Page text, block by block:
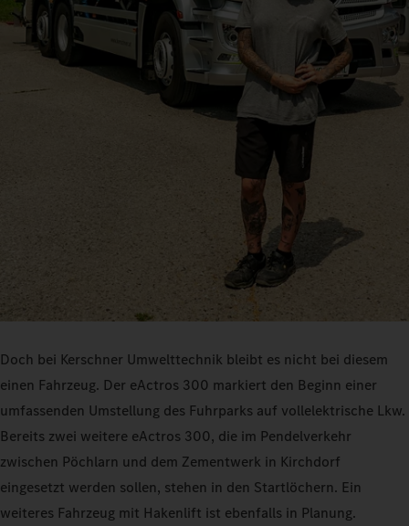
Doch bei Kerschner Umwelttechnik bleibt es nicht bei diesem
einen Fahrzeug. Der eActros 300 markiert den Beginn einer
umfassenden Umstellung des Fuhrparks auf vollelektrische Lkw.
Bereits zwei weitere eActros 300, die im Pendelverkehr
zwischen Pöchlarn und dem Zementwerk in Kirchdorf
eingesetzt werden sollen, stehen in den Startlöchern. Ein
weiteres Fahrzeug mit Hakenlift ist ebenfalls in Planung.